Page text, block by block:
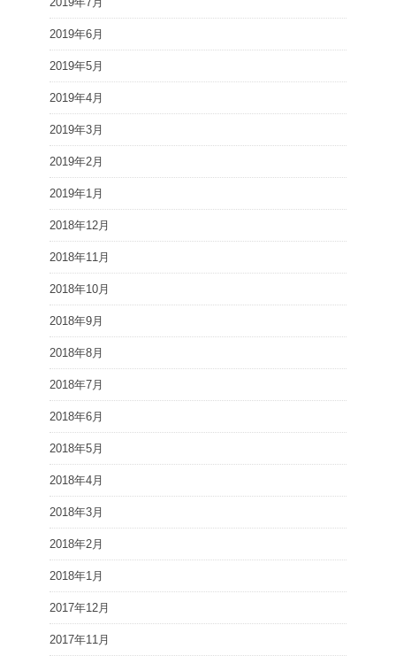
2019年6月
2019年5月
2019年4月
2019年3月
2019年2月
2019年1月
2018年12月
2018年11月
2018年10月
2018年9月
2018年8月
2018年7月
2018年6月
2018年5月
2018年4月
2018年3月
2018年2月
2018年1月
2017年12月
2017年11月